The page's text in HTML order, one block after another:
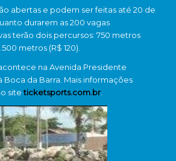
abertas e podem ser feitas até 20 de
durarem as 200 vagas
terão dois percursos: 750 metros
metros (R$ 120).
na Avenida Presidente
Boca da Barra. Mais informações
siteticketsports.com.br.